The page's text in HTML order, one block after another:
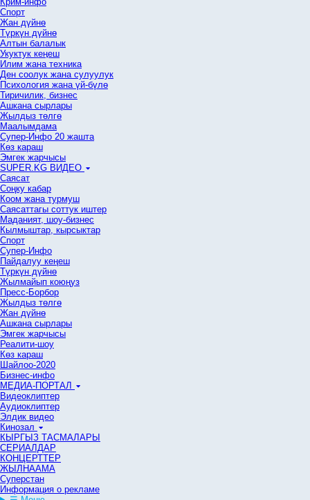
Спорт
Жан дүйнө
Түркүн дүйнө
Алтын балалык
Укуктук кеӊеш
Илим жана техника
Ден соолук жана сулуулук
Психология жана үй-бүлө
Тиричилик, бизнес
Ашкана сырлары
Жылдыз төлгө
Маалымдама
Супер-Инфо 20 жашта
Көз караш
Эмгек жарчысы
SUPER.KG ВИДЕО
Саясат
Cоңку кабар
Коом жана турмуш
Саясаттагы соттук иштер
Маданият, шоу-бизнес
Кылмыштар, кырсыктар
Спорт
Супер-Инфо
Пайдалуу кеңеш
Түркүн дүйнө
Жылмайып коюңуз
Пресс-Борбор
Жылдыз төлгө
Жан дүйнө
Ашкана сырлары
Эмгек жарчысы
Реалити-шоу
Көз караш
Шайлоо-2020
Бизнес-инфо
МЕДИА-ПОРТАЛ
Видеоклиптер
Аудиоклиптер
Элдик видео
Кинозал
КЫРГЫЗ ТАСМАЛАРЫ
СЕРИАЛДАР
КОНЦЕРТТЕР
ЖЫЛНААМА
Суперстан
Информация о рекламе